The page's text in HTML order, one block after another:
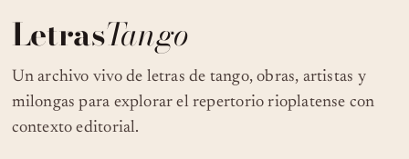
LetrasTango
Un archivo vivo de letras de tango, obras, artistas y
milongas para explorar el repertorio rioplatense con
contexto editorial.